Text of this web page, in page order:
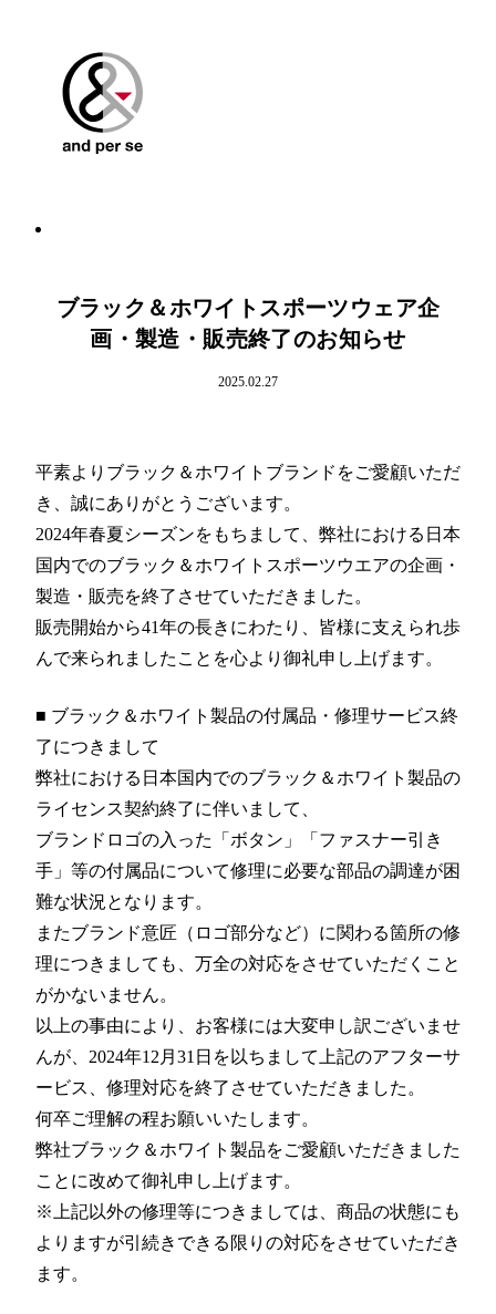
ブラック＆ホワイトスポーツウェア企
画・製造・販売終了のお知らせ
2025.02.27
平素よりブラック＆ホワイトブランドをご愛顧いただ
き、誠にありがとうございます。
2024年春夏シーズンをもちまして、弊社における日本
国内でのブラック＆ホワイトスポーツウエアの企画・
製造・販売を終了させていただきました。
販売開始から41年の長きにわたり、皆様に支えられ歩
んで来られましたことを心より御礼申し上げます。
■ ブラック＆ホワイト製品の付属品・修理サービス終
了につきまして
弊社における日本国内でのブラック＆ホワイト製品の
ライセンス契約終了に伴いまして、
ブランドロゴの入った「ボタン」「ファスナー引き
手」等の付属品について修理に必要な部品の調達が困
難な状況となります。
またブランド意匠（ロゴ部分など）に関わる箇所の修
理につきましても、万全の対応をさせていただくこと
がかないません。
以上の事由により、お客様には大変申し訳ございませ
んが、2024年12月31日を以ちまして上記のアフターサ
ービス、修理対応を終了させていただきました。
何卒ご理解の程お願いいたします。
弊社ブラック＆ホワイト製品をご愛顧いただきました
ことに改めて御礼申し上げます。
※上記以外の修理等につきましては、商品の状態にも
よりますが引続きできる限りの対応をさせていただき
ます。